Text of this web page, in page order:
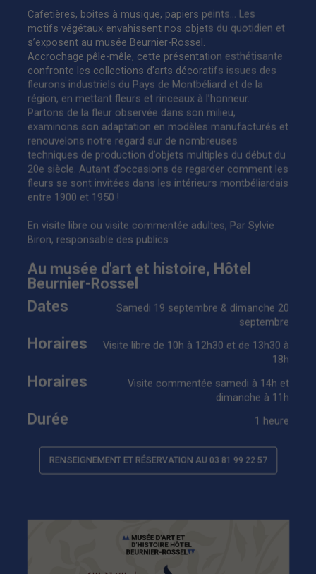
Cafetières, boites à musique, papiers peints… Les
motifs végétaux envahissent nos objets du quotidien et
s’exposent au musée Beurnier-Rossel.
Accrochage pêle-mêle, cette présentation esthétisante
confronte les collections d’arts décoratifs issues des
fleurons industriels du Pays de Montbéliard et de la
région, en mettant fleurs et rinceaux à l’honneur.
Partons de la fleur observée dans son milieu,
examinons son adaptation en modèles manufacturés et
renouvelons notre regard sur de nombreuses
techniques de production d’objets multiples du début du
20e siècle. Autant d’occasions de regarder comment les
fleurs se sont invitées dans les intérieurs montbéliardais
entre 1900 et 1950 !
En visite libre ou visite commentée adultes, Par Sylvie
Biron, responsable des publics
Au musée d'art et histoire, Hôtel
Beurnier-Rossel
Dates
Samedi 19 septembre & dimanche 20
septembre
Horaires
Visite libre de 10h à 12h30 et de 13h30 à
18h
Horaires
Visite commentée samedi à 14h et
dimanche à 11h
Durée 1 heure
RENSEIGNEMENT ET RÉSERVATION AU 03 81 99 22 57